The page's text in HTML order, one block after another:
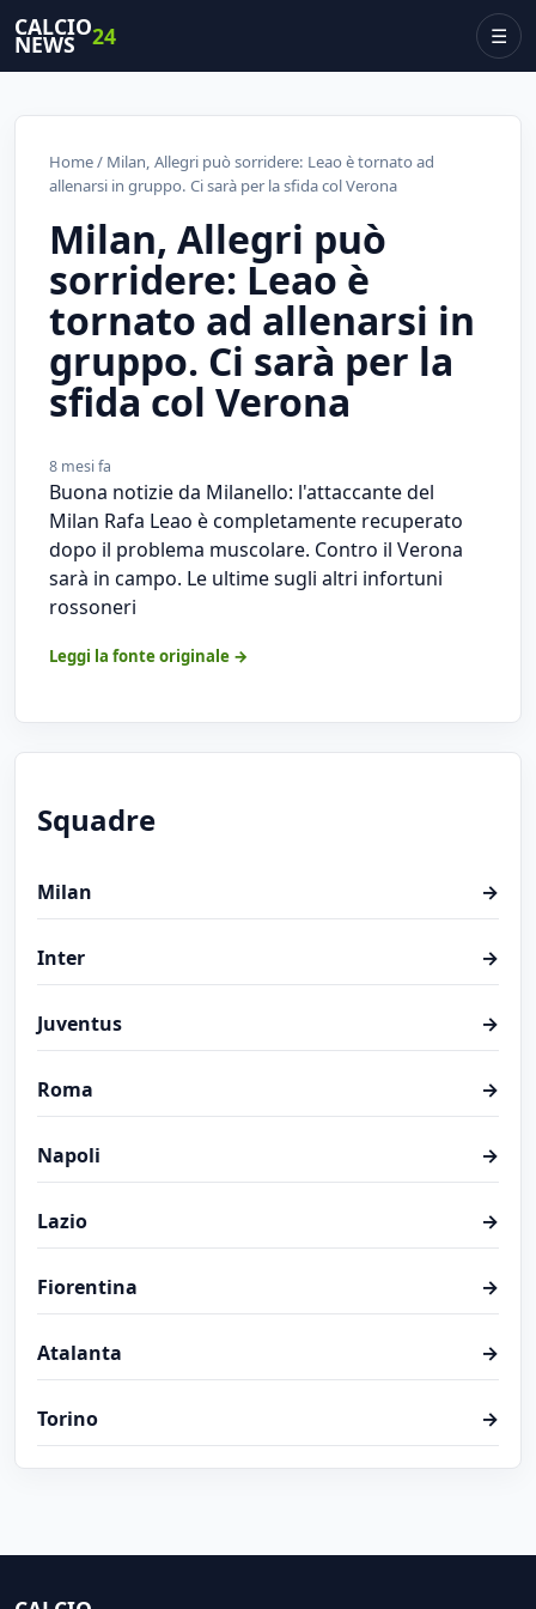
CALCIO
NEWS 24 ☰
Home/ Milan, Allegri può sorridere: Leao è tornato ad
allenarsi in gruppo. Ci sarà per la sfida col Verona
Milan, Allegri può
sorridere: Leao è
tornato ad allenarsi in
gruppo. Ci sarà per la
sfida col Verona
8 mesi fa
Buona notizie da Milanello: l'attaccante del
Milan Rafa Leao è completamente recuperato
dopo il problema muscolare. Contro il Verona
sarà in campo. Le ultime sugli altri infortuni
rossoneri
Leggi la fonte originale →
Squadre
Milan →
Inter →
Juventus →
Roma →
Napoli →
Lazio →
Fiorentina →
Atalanta →
Torino →